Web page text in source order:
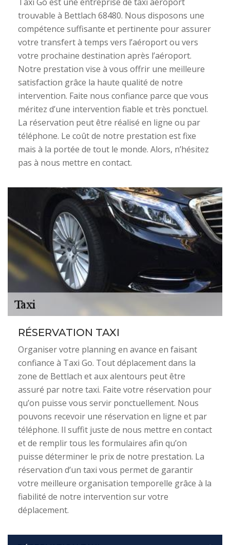
trouvable à Bettlach 68480. Nous disposons une
compétence suffisante et pertinente pour assurer
votre transfert à temps vers l’aéroport ou vers
votre prochaine destination après l’aéroport.
Notre prestation vise à vous offrir une meilleure
satisfaction grâce la haute qualité de notre
intervention. Faite nous confiance parce que vous
méritez d’une intervention fiable et très ponctuel.
La réservation peut être réalisé en ligne ou par
téléphone. Le coût de notre prestation est fixe
mais à la portée de tout le monde. Alors, n’hésitez
pas à nous mettre en contact.
RÉSERVATION TAXI
Organiser votre planning en avance en faisant
confiance à Taxi Go. Tout déplacement dans la
zone de Bettlach et aux alentours peut être
assuré par notre taxi. Faite votre réservation pour
qu’on puisse vous servir ponctuellement. Nous
pouvons recevoir une réservation en ligne et par
téléphone. Il suffit juste de nous mettre en contact
et de remplir tous les formulaires afin qu’on
puisse déterminer le prix de notre prestation. La
réservation d’un taxi vous permet de garantir
votre meilleure organisation temporelle grâce à la
fiabilité de notre intervention sur votre
déplacement.